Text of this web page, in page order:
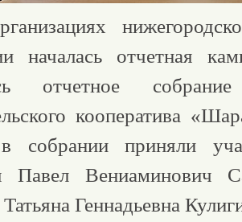
началась отчетная
отчетное
кооператива
приняли
Павел Вениаминович
Геннадьевна